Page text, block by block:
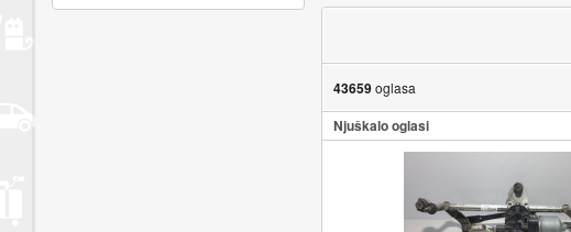
43659oglasa
Njuškalo oglasi